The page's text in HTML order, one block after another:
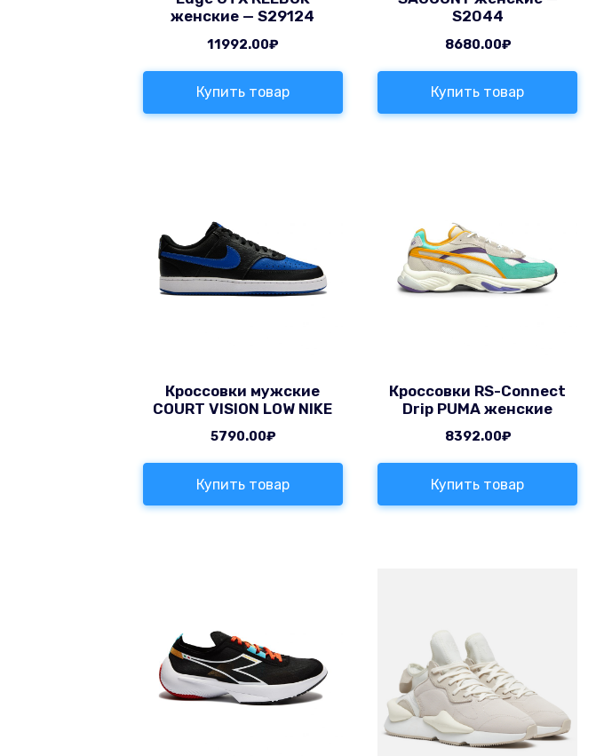
женские — S29124
11992.00₽
Купить товар
S2044
8680.00₽
Купить товар
Кроссовки мужские
COURT VISION LOW NIKE
5790.00₽
Купить товар
Кроссовки RS-Connect
Drip PUMA женские
8392.00₽
Купить товар